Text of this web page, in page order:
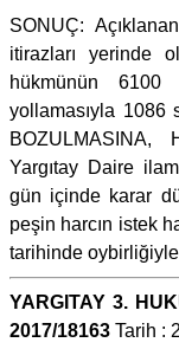
SONUÇ:
itirazları yerinde
hükmünün 6100
yollamasıyla 1086
BOZULMASINA,
Yargıtay Daire
gün içinde karar
peşin harcın istek
tarihinde
YARGITAY 3.
2017/18163 Tarih :